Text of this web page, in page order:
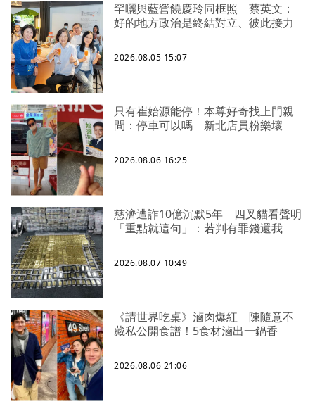
罕曬與藍營饒慶玲同框照 蔡英文：
好的地方政治是終結對立、彼此接力
2026.08.05 15:07
只有崔始源能停！本尊好奇找上門親
問：停車可以嗎 新北店員粉樂壞
2026.08.06 16:25
慈濟遭詐10億沉默5年 四叉貓看聲明
「重點就這句」：若判有罪錢還我
2026.08.07 10:49
《請世界吃桌》滷肉爆紅 陳隨意不
藏私公開食譜！5食材滷出一鍋香
2026.08.06 21:06